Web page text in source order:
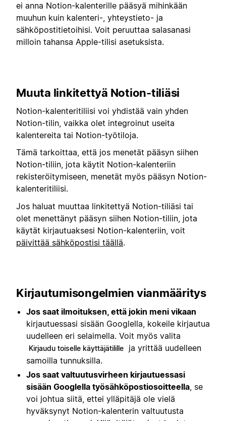
ei anna Notion-kalenterille pääsyä mihinkään
muuhun kuin kalenteri-, yhteystieto- ja
sähköpostitietoihisi. Voit peruuttaa salasanasi
milloin tahansa Apple-tilisi asetuksista.
Muuta linkitettyä Notion-tiliäsi
Notion-kalenteritiliisi voi yhdistää vain yhden
Notion-tilin, vaikka olet integroinut useita
kalentereita tai Notion-työtiloja.
Tämä tarkoittaa, että jos menetät pääsyn siihen
Notion-tiliin, jota käytit Notion-kalenteriin
rekisteröitymiseen, menetät myös pääsyn Notion-
kalenteritiliisi.
Jos haluat muuttaa linkitettyä Notion-tiliäsi tai
olet menettänyt pääsyn siihen Notion-tiliin, jota
käytät kirjautuaksesi Notion-kalenteriin, voit
päivittää sähköpostisi täällä.
Kirjautumisongelmien vianmääritys
Jos saat ilmoituksen, että jokin meni vikaan
kirjautuessasi sisään Googlella, kokeile kirjautua
uudelleen eri selaimella. Voit myös valita
Kirjaudu toiselle käyttäjätilille
ja yrittää uudelleen
samoilla tunnuksilla.
Jos saat valtuutusvirheen kirjautuessasi
sisään Googlella työsähköpostiosoitteella , se
voi johtua siitä, ettei ylläpitäjä ole vielä
hyväksynyt Notion-kalenterin valtuutusta